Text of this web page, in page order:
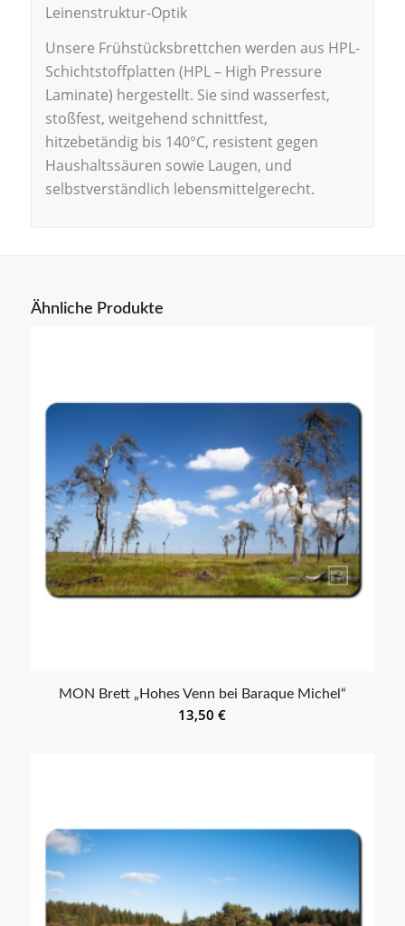
Leinenstruktur-Optik
Unsere Frühstücksbrettchen werden aus HPL-
Schichtstoffplatten (HPL – High Pressure
Laminate) hergestellt. Sie sind wasserfest,
stoßfest, weitgehend schnittfest,
hitzebetändig bis 140°C, resistent gegen
Haushaltssäuren sowie Laugen, und
selbstverständlich lebensmittelgerecht.
Ähnliche Produkte
MON Brett „Hohes Venn bei Baraque Michel“
13,50€